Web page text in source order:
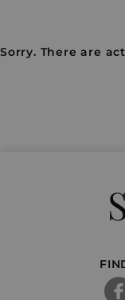
Sorry. There are